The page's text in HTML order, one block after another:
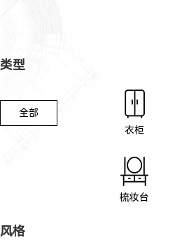
类型
全部
衣柜
梳妆台
风格